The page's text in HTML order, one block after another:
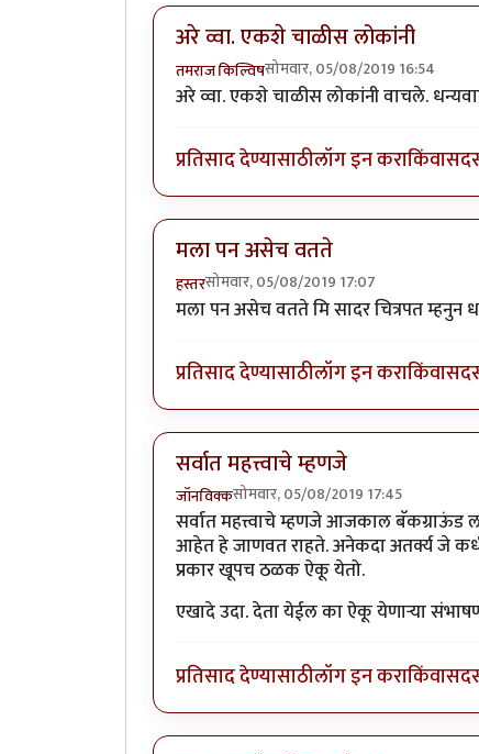
अरे व्वा. एकशे चाळीस लोकांनी
तमराज किल्विषसोमवार, 05/08/2019 16:54
अरे व्वा. एकशे चाळीस लोकांनी वाचले.
प्रतिसाद देण्यासाठीलॉग इन कराकिंवा
मला पन असेच वतते
हस्तरसोमवार, 05/08/2019 17:07
मला पन असेच वतते मि सादर चित्रपत
प्रतिसाद देण्यासाठीलॉग इन कराकिंवा
सर्वात महत्त्वाचे म्हणजे
जॉनविक्कसोमवार, 05/08/2019 17:45
सर्वात महत्त्वाचे म्हणजे आजकाल
आहेत हे जाणवत राहते. अनेकदा अतर्क्य जे
प्रकार खूपच ठळक ऐकू येतो.
एखादे उदा. देता येईल का ऐकू येणाऱ्या
प्रतिसाद देण्यासाठीलॉग इन कराकिंवा